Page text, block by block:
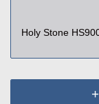
Holy Stone